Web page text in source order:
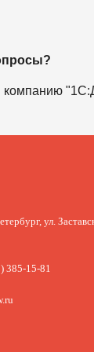
компанию
ул.
385-15-81